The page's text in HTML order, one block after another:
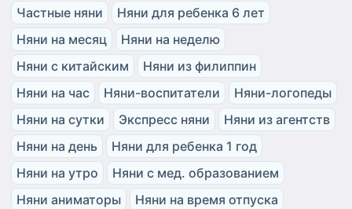
Частные няни
Няни для ребенка 6 лет
Няни на месяц
Няни на неделю
Няни с китайским
Няни из филиппин
Няни на час
Няни-воспитатели
Няни-логопеды
Няни на сутки
Экспресс няни
Няни из агентств
Няни на день
Няни для ребенка 1 год
Няни на утро
Няни с мед. образованием
Няни аниматоры
Няни на время отпуска